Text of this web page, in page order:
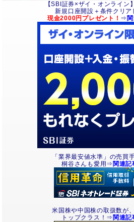
【SBI証券×ザイ・オンライン
新規口座開設＋条件クリア
現金2000円プレゼント！ ⇒
「業界最安値水準」の売買
桐谷さんも愛用⇒ 関連記
米国株や中国株の取扱数が
トップクラス！⇒ 関連記